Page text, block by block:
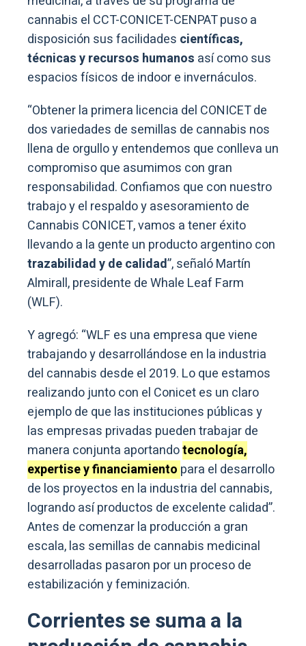
cannabis el CCT-CONICET-CENPAT puso a
disposición sus facilidades científicas,
técnicas y recursos humanos así como sus
espacios físicos de indoor e invernáculos.
“Obtener la primera licencia del CONICET de
dos variedades de semillas de cannabis nos
llena de orgullo y entendemos que conlleva un
compromiso que asumimos con gran
responsabilidad. Confiamos que con nuestro
trabajo y el respaldo y asesoramiento de
Cannabis CONICET, vamos a tener éxito
llevando a la gente un producto argentino con
trazabilidad y de calidad”, señaló Martín
Almirall, presidente de Whale Leaf Farm
(WLF).
Y agregó: “WLF es una empresa que viene
trabajando y desarrollándose en la industria
del cannabis desde el 2019. Lo que estamos
realizando junto con el Conicet es un claro
ejemplo de que las instituciones públicas y
las empresas privadas pueden trabajar de
manera conjunta aportandotecnología,
expertise y financiamiento para el desarrollo
de los proyectos en la industria del cannabis,
logrando así productos de excelente calidad”.
Antes de comenzar la producción a gran
escala, las semillas de cannabis medicinal
desarrolladas pasaron por un proceso de
estabilización y feminización.
Corrientes se suma a la